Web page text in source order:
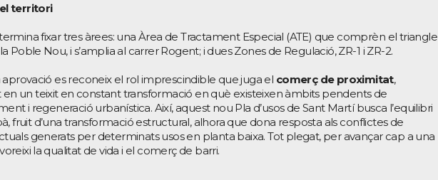
territori
fixar tres àrees: una Àrea de Tractament Especial (ATE) que comprèn el triangle
Poble Nou, i s’amplia al carrer Rogent; i dues Zones de Regulació, ZR-1 i ZR-2.
es reconeix el rol imprescindible que juga el comerç de proximitat,
un teixit en constant transformació en què existeixen àmbits pendents de
i regeneració urbanística. Així, aquest nou Pla d’usos de Sant Martí busca l’equilibri
fruit d’una transformació estructural, alhora que dona resposta als conflictes de
generats per determinats usos en planta baixa. Tot plegat, per avançar cap a una
la qualitat de vida i el comerç de barri.